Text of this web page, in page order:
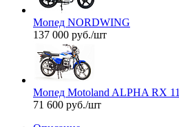
Мопед NORDWING
137 000 руб./шт
Мопед Motoland ALPHA RX 11
71 600 руб./шт